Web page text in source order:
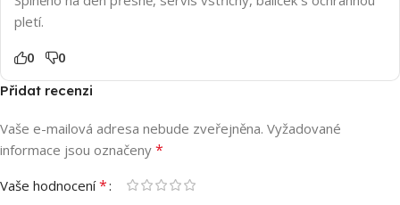
pletí.
0 0
Přidat recenzi
Vaše e-mailová adresa nebude zveřejněna. Vyžadované
informace jsou označeny *
Vaše hodnocení*